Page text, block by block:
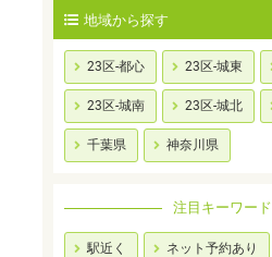
地域から探す
23区-都心 23区-城東
23区-城南 23区-城北
千葉県 神奈川県
注目キーワード
駅近く ネット予約あり